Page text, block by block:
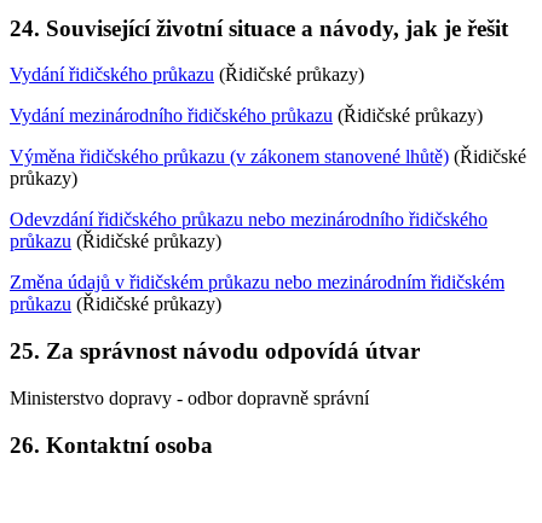
24. Související životní situace a návody, jak je řešit
Vydání řidičského průkazu (Řidičské průkazy)
Vydání mezinárodního řidičského průkazu (Řidičské průkazy)
Výměna řidičského průkazu (v zákonem stanovené lhůtě) (Řidičské
průkazy)
Odevzdání řidičského průkazu nebo mezinárodního řidičského
průkazu (Řidičské průkazy)
Změna údajů v řidičském průkazu nebo mezinárodním řidičském
průkazu (Řidičské průkazy)
25. Za správnost návodu odpovídá útvar
Ministerstvo dopravy - odbor dopravně správní
26. Kontaktní osoba